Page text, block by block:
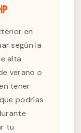
en
según la
alta
verano o
tener
podrías
tu